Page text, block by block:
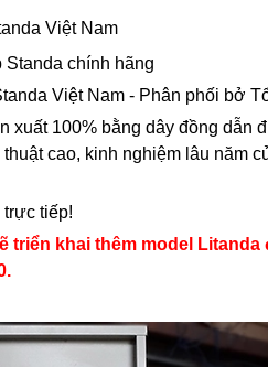
Việt Nam
Standa chính hãng
Việt Nam - Phân phối bở
xuất 100% bằng dây đồng dẫn
cao, kinh nghiệm lâu năm
tiếp!
triển khai thêm model